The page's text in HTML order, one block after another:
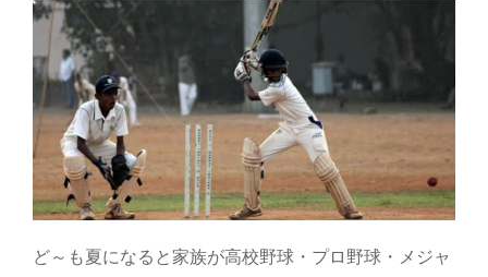
ど～も夏になると家族が高校野球・プロ野球・メジャ